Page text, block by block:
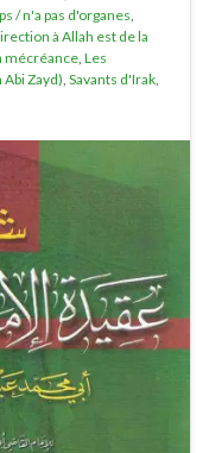
/ n'a pas d'organes
à Allah est de la
mécréance Les
Abi Zayd) Savants d'Irak